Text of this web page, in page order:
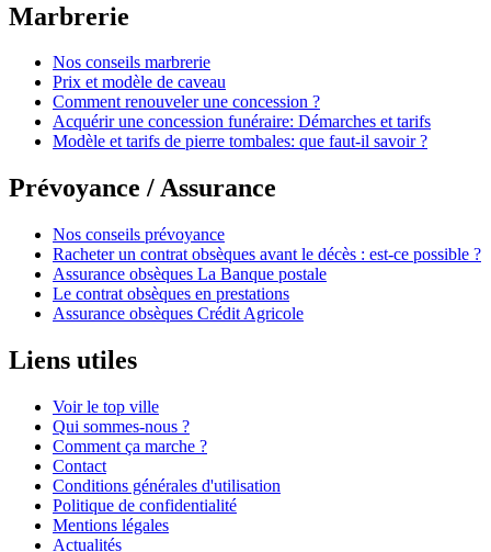
Marbrerie
Nos conseils marbrerie
Prix et modèle de caveau
Comment renouveler une concession ?
Acquérir une concession funéraire: Démarches et tarifs
Modèle et tarifs de pierre tombales: que faut-il savoir ?
Prévoyance / Assurance
Nos conseils prévoyance
Racheter un contrat obsèques avant le décès : est-ce possible ?
Assurance obsèques La Banque postale
Le contrat obsèques en prestations
Assurance obsèques Crédit Agricole
Liens utiles
Voir le top ville
Qui sommes-nous ?
Comment ça marche ?
Contact
Conditions générales d'utilisation
Politique de confidentialité
Mentions légales
Actualités